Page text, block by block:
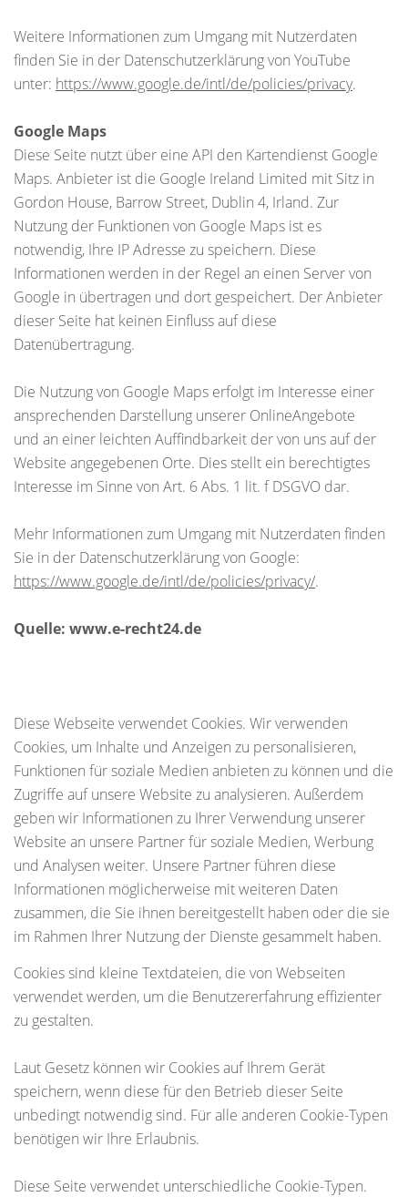
Weitere Informationen zum Umgang mit Nutzerdaten
finden Sie in der Datenschutzerklärung von YouTube
unter: https://www.google.de/intl/de/policies/privacy.
Google Maps
Diese Seite nutzt über eine API den Kartendienst Google
Maps. Anbieter ist die Google Ireland Limited mit Sitz in
Gordon House, Barrow Street, Dublin 4, Irland. Zur
Nutzung der Funktionen von Google Maps ist es
notwendig, Ihre IP Adresse zu speichern. Diese
Informationen werden in der Regel an einen Server von
Google in übertragen und dort gespeichert. Der Anbieter
dieser Seite hat keinen Einfluss auf diese
Datenübertragung.
Die Nutzung von Google Maps erfolgt im Interesse einer
ansprechenden Darstellung unserer OnlineAngebote
und an einer leichten Auffindbarkeit der von uns auf der
Website angegebenen Orte. Dies stellt ein berechtigtes
Interesse im Sinne von Art. 6 Abs. 1 lit. f DSGVO dar.
Mehr Informationen zum Umgang mit Nutzerdaten finden
Sie in der Datenschutzerklärung von Google:
https://www.google.de/intl/de/policies/privacy/.
Quelle: www.e-recht24.de
Diese Webseite verwendet Cookies. Wir verwenden
Cookies, um Inhalte und Anzeigen zu personalisieren,
Funktionen für soziale Medien anbieten zu können und die
Zugriffe auf unsere Website zu analysieren. Außerdem
geben wir Informationen zu Ihrer Verwendung unserer
Website an unsere Partner für soziale Medien, Werbung
und Analysen weiter. Unsere Partner führen diese
Informationen möglicherweise mit weiteren Daten
zusammen, die Sie ihnen bereitgestellt haben oder die sie
im Rahmen Ihrer Nutzung der Dienste gesammelt haben.
Cookies sind kleine Textdateien, die von Webseiten
verwendet werden, um die Benutzererfahrung effizienter
zu gestalten.
Laut Gesetz können wir Cookies auf Ihrem Gerät
speichern, wenn diese für den Betrieb dieser Seite
unbedingt notwendig sind. Für alle anderen Cookie-Typen
benötigen wir Ihre Erlaubnis.
Diese Seite verwendet unterschiedliche Cookie-Typen.